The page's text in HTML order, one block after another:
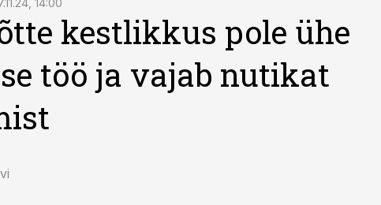
14:00
kestlikkus pole ühe
töö ja vajab nutikat